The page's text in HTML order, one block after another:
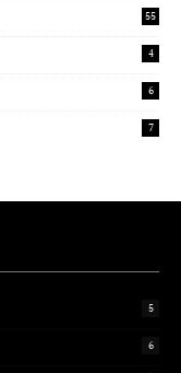
55
4
6
7
5
6